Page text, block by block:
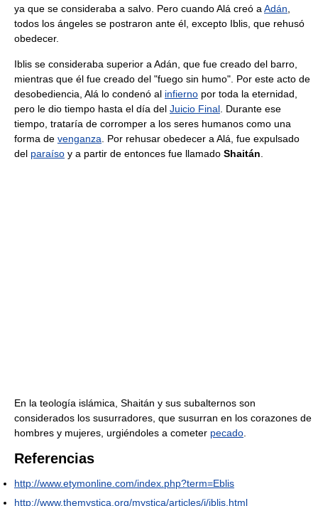
ya que se consideraba a salvo. Pero cuando Alá creó a Adán
todos los ángeles se postraron ante él, excepto Iblis, que rehusó
obedecer.
Iblis se consideraba superior a Adán, que fue creado del barro,
mientras que él fue creado del "fuego sin humo". Por este acto de
desobediencia, Alá lo condenó al infierno por toda la eternidad,
pero le dio tiempo hasta el día del Juicio Final . Durante ese
tiempo, trataría de corromper a los seres humanos como una
forma de venganza . Por rehusar obedecer a Alá, fue expulsado
del paraíso y a partir de entonces fue llamado Shaitán
En la teología islámica, Shaitán y sus subalternos son
considerados los susurradores, que susurran en los corazones de
hombres y mujeres, urgiéndoles a cometer pecado
Referencias
http://www.etymonline.com/index.php?term=Eblis
http://www.themystica.org/mystica/articles/i/iblis.html